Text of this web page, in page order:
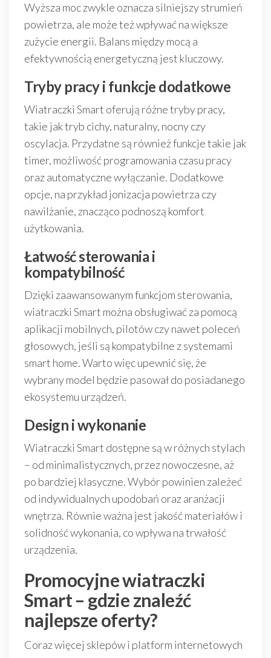
Wyższa moc zwykle oznacza silniejszy strumień
powietrza, ale może też wpływać na większe
zużycie energii. Balans między mocą a
efektywnością energetyczną jest kluczowy.
Tryby pracy i funkcje dodatkowe
Wiatraczki Smart oferują różne tryby pracy,
takie jak tryb cichy, naturalny, nocny czy
oscylacja. Przydatne są również funkcje takie jak
timer, możliwość programowania czasu pracy
oraz automatyczne wyłączanie. Dodatkowe
opcje, na przykład jonizacja powietrza czy
nawilżanie, znacząco podnoszą komfort
użytkowania.
Łatwość sterowania i
kompatybilność
Dzięki zaawansowanym funkcjom sterowania,
wiatraczki Smart można obsługiwać za pomocą
aplikacji mobilnych, pilotów czy nawet poleceń
głosowych, jeśli są kompatybilne z systemami
smart home. Warto więc upewnić się, że
wybrany model będzie pasował do posiadanego
ekosystemu urządzeń.
Design i wykonanie
Wiatraczki Smart dostępne są w różnych stylach
– od minimalistycznych, przez nowoczesne, aż
po bardziej klasyczne. Wybór powinien zależeć
od indywidualnych upodobań oraz aranżacji
wnętrza. Równie ważna jest jakość materiałów i
solidność wykonania, co wpływa na trwałość
urządzenia.
Promocyjne wiatraczki
Smart – gdzie znaleźć
najlepsze oferty?
Coraz więcej sklepów i platform internetowych